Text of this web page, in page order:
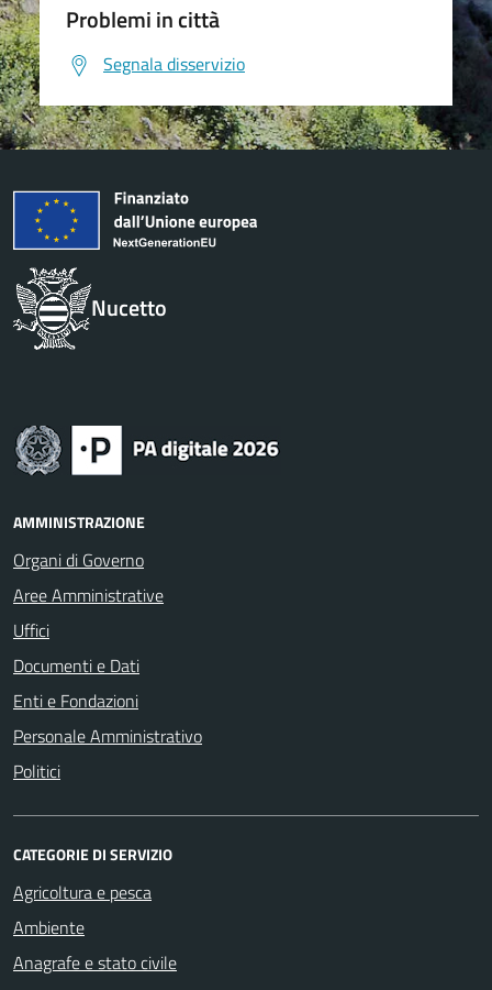
Problemi in città
Segnala disservizio
Nucetto
AMMINISTRAZIONE
Organi di Governo
Aree Amministrative
Uffici
Documenti e Dati
Enti e Fondazioni
Personale Amministrativo
Politici
CATEGORIE DI SERVIZIO
Agricoltura e pesca
Ambiente
Anagrafe e stato civile